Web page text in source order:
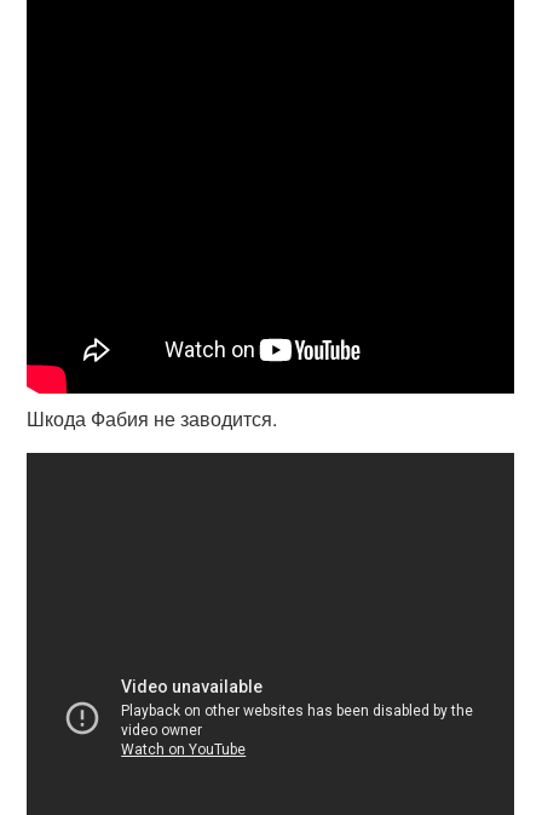
Шкода Фабия не заводится.